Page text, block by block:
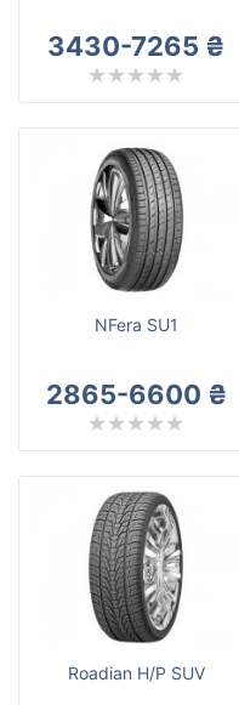
3430-7265 ₴
NFera SU1
2865-6600 ₴
Roadian H/P SUV